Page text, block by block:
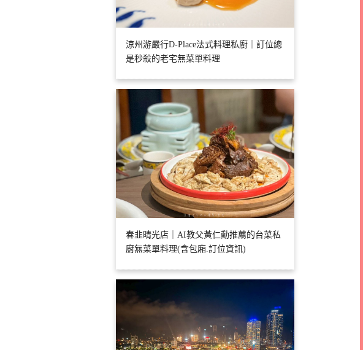
涼州游嚴行D-Place法式料理私廚｜訂位總
是秒殺的老宅無菜單料理
春韭晴光店｜AI教父黃仁勳推薦的台菜私
廚無菜單料理(含包廂.訂位資訊)